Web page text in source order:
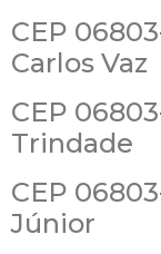
CEP
Carlos Vaz
CEP
Trindade
CEP
Júnior